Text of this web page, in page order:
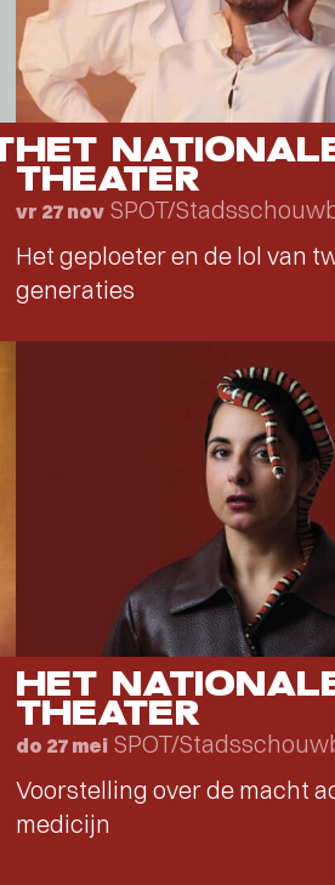
HET
THEATER
vr 27 nov SPOT/
Het geploeter en de lol van
generaties
HET
THEATER
do 27 mei SPOT/
Voorstelling over de macht
medicijn